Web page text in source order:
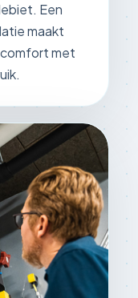
Een
maakt
met